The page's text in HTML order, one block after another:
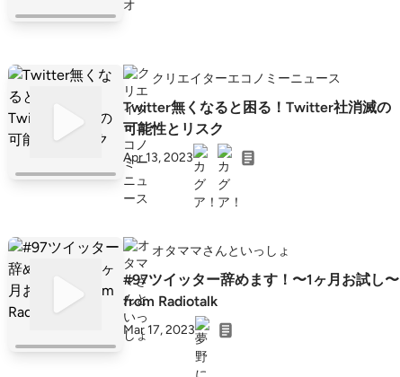
クリエイターエコノミーニュース
Twitter無くなると困る！Twitter社消滅の
可能性とリスク
Apr 13, 2023
オタママさんといっしょ
#97ツイッター辞めます！〜1ヶ月お試し〜
from Radiotalk
Mar 17, 2023